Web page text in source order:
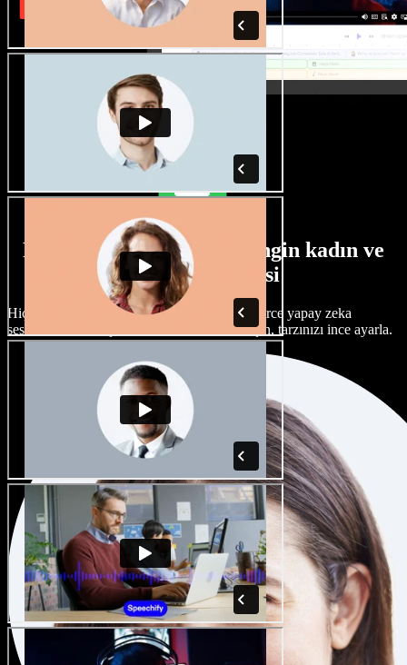
Farklı aksanlara sahip zengin kadın ve
erkek ses seçkisi
Hiçbir proje aynı olmak zorunda değil. Yüzlerce yapay zeka
seslendirme sanatçısı ve aksan arasından seçin, tarzınızı ince ayarla.